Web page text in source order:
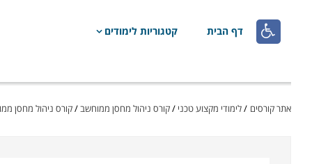
 דף הבית קטגוריות לימודים
אתר קורסים /לימודי מקצוע טכני /קורס ניהול מחסן ממוחשב/קורס ניהול מחסן